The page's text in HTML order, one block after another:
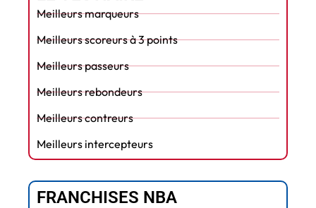
Meilleurs marqueurs
Meilleurs scoreurs à 3 points
Meilleurs passeurs
Meilleurs rebondeurs
Meilleurs contreurs
Meilleurs intercepteurs
FRANCHISES NBA